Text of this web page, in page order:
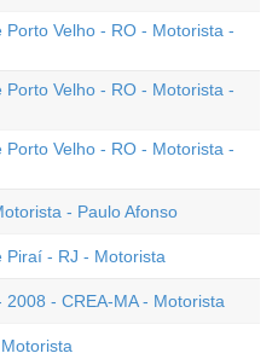
Velho - RO - Motorista -
Velho - RO - Motorista -
Velho - RO - Motorista -
- Paulo Afonso
Piraí - RJ - Motorista
2008 - CREA-MA - Motorista